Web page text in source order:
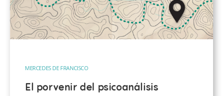
MERCEDES DE FRANCISCO
El porvenir del psicoanálisis